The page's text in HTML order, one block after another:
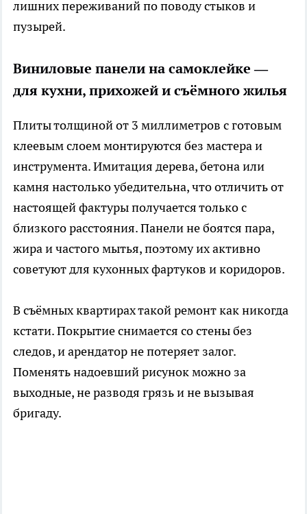
лишних переживаний по поводу стыков и
пузырей.
Виниловые панели на самоклейке —
для кухни, прихожей и съёмного жилья
Плиты толщиной от 3 миллиметров с готовым
клеевым слоем монтируются без мастера и
инструмента. Имитация дерева, бетона или
камня настолько убедительна, что отличить от
настоящей фактуры получается только с
близкого расстояния. Панели не боятся пара,
жира и частого мытья, поэтому их активно
советуют для кухонных фартуков и коридоров.
В съёмных квартирах такой ремонт как никогда
кстати. Покрытие снимается со стены без
следов, и арендатор не потеряет залог.
Поменять надоевший рисунок можно за
выходные, не разводя грязь и не вызывая
бригаду.